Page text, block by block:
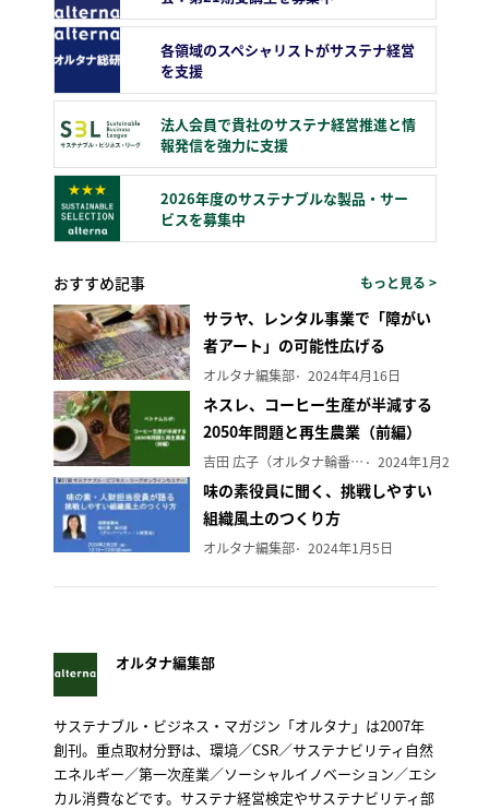
各領域のスペシャリストがサステナ経営
を支援
法人会員で貴社のサステナ経営推進と情
報発信を強力に支援
2026年度のサステナブルな製品・サー
ビスを募集中
おすすめ記事 もっと見る >
サラヤ、レンタル事業で「障がい
者アート」の可能性広げる
オルタナ編集部 2024年4月16日
ネスレ、コーヒー生産が半減する
2050年問題と再生農業（前編）
吉田 広子（オルタナ輪番編集長） 2024年1月29日
味の素役員に聞く、挑戦しやすい
組織風土のつくり方
オルタナ編集部 2024年1月5日
オルタナ編集部
サステナブル・ビジネス・マガジン「オルタナ」は2007年
創刊。重点取材分野は、環境／CSR／サステナビリティ自然
エネルギー／第一次産業／ソーシャルイノベーション／エシ
カル消費などです。サステナ経営検定やサステナビリティ部